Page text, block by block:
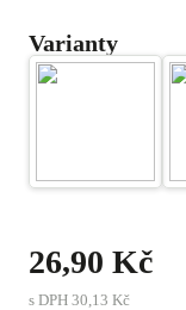
Varianty
26,90 Kč
s DPH 30,13 Kč